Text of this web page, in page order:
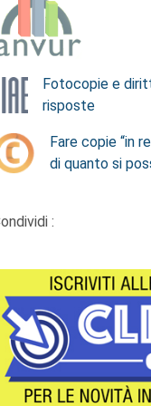
Fotocopie e
risposte
Fare copie “in
di quanto si
: